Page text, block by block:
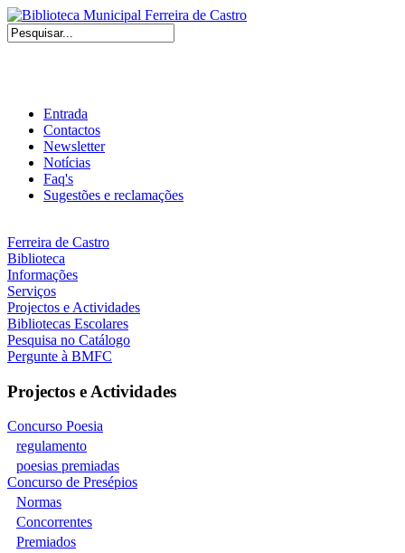
Entrada
Contactos
Newsletter
Notícias
Faq's
Sugestões e reclamações
Ferreira de Castro
Biblioteca
Informações
Serviços
Projectos e Actividades
Bibliotecas Escolares
Pesquisa no Catálogo
Pergunte à BMFC
Projectos e Actividades
Concurso Poesia
regulamento
poesias premiadas
Concurso de Presépios
Normas
Concorrentes
Premiados